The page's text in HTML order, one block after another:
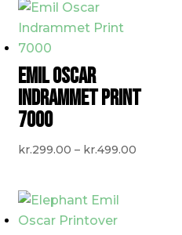
EMIL OSCAR
INDRAMMET PRINT
7000
kr.299.00 – kr.499.00